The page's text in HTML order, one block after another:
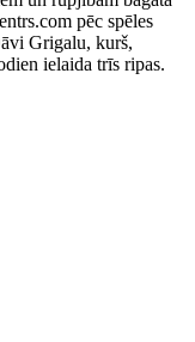
pēc spēles
Grigalu, kurš,
ielaida trīs ripas.